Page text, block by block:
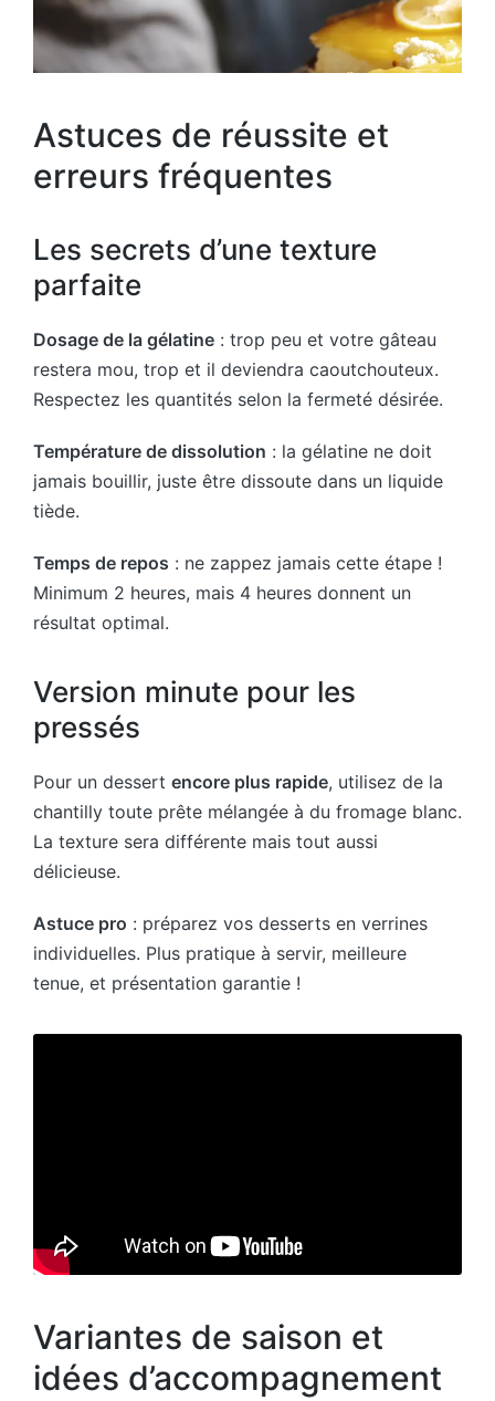
Astuces de réussite et
erreurs fréquentes
Les secrets d’une texture
parfaite
Dosage de la gélatine : trop peu et votre gâteau
restera mou, trop et il deviendra caoutchouteux.
Respectez les quantités selon la fermeté désirée.
Température de dissolution : la gélatine ne doit
jamais bouillir, juste être dissoute dans un liquide
tiède.
Temps de repos : ne zappez jamais cette étape !
Minimum 2 heures, mais 4 heures donnent un
résultat optimal.
Version minute pour les
pressés
Pour un dessert encore plus rapide, utilisez de la
chantilly toute prête mélangée à du fromage blanc.
La texture sera différente mais tout aussi
délicieuse.
Astuce pro : préparez vos desserts en verrines
individuelles. Plus pratique à servir, meilleure
tenue, et présentation garantie !
Variantes de saison et
idées d’accompagnement